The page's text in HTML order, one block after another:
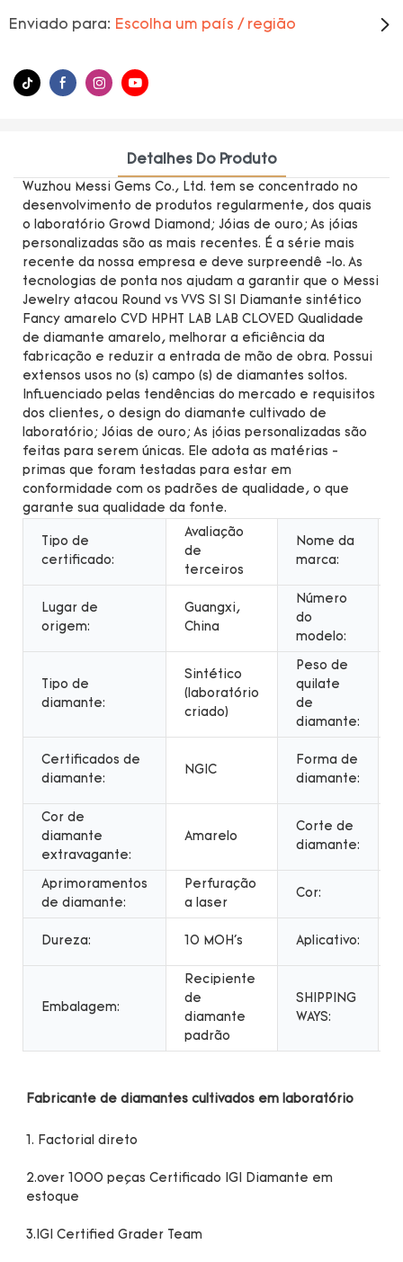
Enviado para: Escolha um país / região
Detalhes Do Produto
Wuzhou Messi Gems Co., Ltd. tem se concentrado no
desenvolvimento de produtos regularmente, dos quais
o laboratório Growd Diamond; Jóias de ouro; As jóias
personalizadas são as mais recentes. É a série mais
recente da nossa empresa e deve surpreendê -lo. As
tecnologias de ponta nos ajudam a garantir que o Messi
Jewelry atacou Round vs VVS SI SI Diamante sintético
Fancy amarelo CVD HPHT LAB LAB CLOVED Qualidade
de diamante amarelo, melhorar a eficiência da
fabricação e reduzir a entrada de mão de obra. Possui
extensos usos no (s) campo (s) de diamantes soltos.
Influenciado pelas tendências do mercado e requisitos
dos clientes, o design do diamante cultivado de
laboratório; Jóias de ouro; As jóias personalizadas são
feitas para serem únicas. Ele adota as matérias -
primas que foram testadas para estar em
conformidade com os padrões de qualidade, o que
garante sua qualidade da fonte.
Tipo de
certificado:
Avaliação
de
terceiros
Nome da
marca:
Lugar de
origem:
Guangxi,
China
Número
do
modelo:
Tipo de
diamante:
Sintético
(laboratório
criado)
Peso de
quilate
de
diamante:
Certificados de
diamante:
NGIC
Forma de
diamante:
Cor de
diamante
extravagante:
Amarelo
Corte de
diamante:
Aprimoramentos
de diamante:
Perfuração
a laser
Cor:
Dureza: 10 MOH's Aplicativo:
Embalagem:
Recipiente
de
diamante
padrão
SHIPPING
WAYS:
2.over 1000 peças Certificado IGI Diamante em